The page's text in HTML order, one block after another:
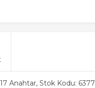
Anahtar, Stok Kodu: 6377